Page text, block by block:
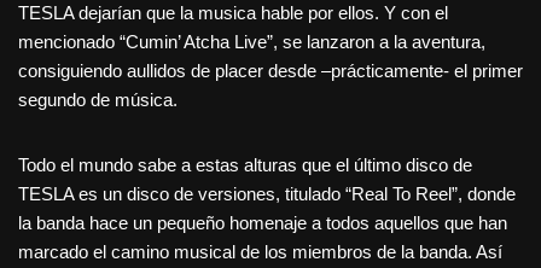
TESLA dejarían que la musica hable por ellos. Y con el
mencionado “Cumin’ Atcha Live”, se lanzaron a la aventura,
consiguiendo aullidos de placer desde –prácticamente- el primer
segundo de música.
Todo el mundo sabe a estas alturas que el último disco de
TESLA es un disco de versiones, titulado “Real To Reel”, donde
la banda hace un pequeño homenaje a todos aquellos que han
marcado el camino musical de los miembros de la banda. Así